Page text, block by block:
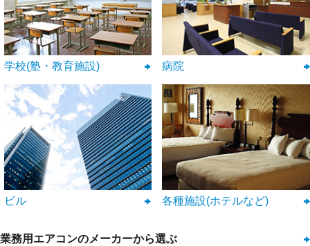
学校(塾・教育施設) 病院
ビル 各種施設(ホテルなど)
業務用エアコンのメーカーから選ぶ